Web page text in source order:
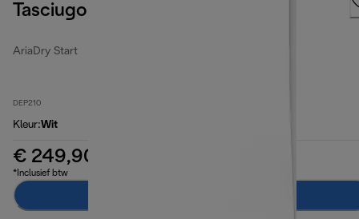
Tasciugo AriaDry Start
AriaDry Start
DEP210
Kleur:Wit
€ 249,90
*Inclusief btw